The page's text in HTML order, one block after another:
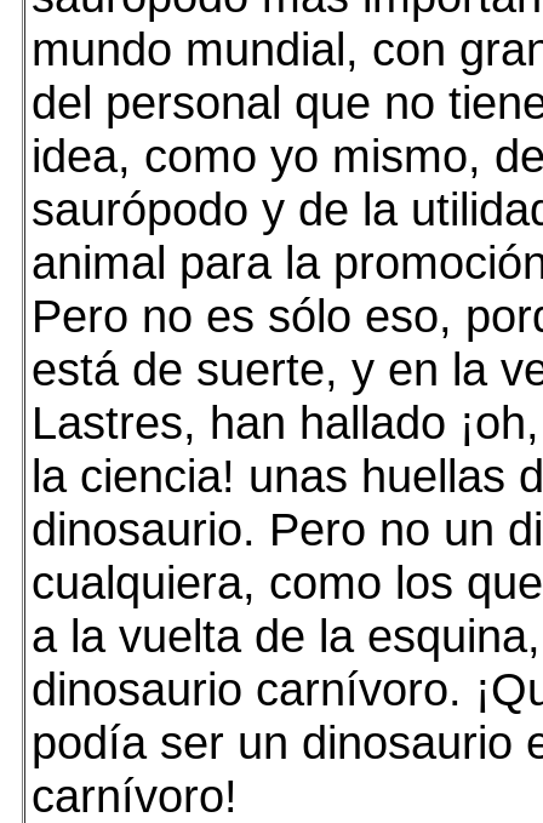
mundo mundial, con
del personal que no
idea, como yo mismo,
saurópodo y de la
animal para la
Pero no es sólo eso,
está de suerte, y en la
Lastres, han hallado
la ciencia! unas huellas
dinosaurio. Pero no un
cualquiera, como los
a la vuelta de la
dinosaurio carnívoro.
podía ser un dinosaurio
carnívoro!